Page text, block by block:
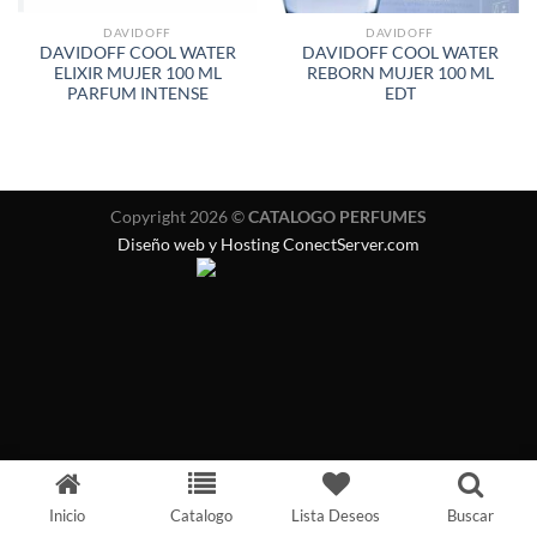
DAVIDOFF
DAVIDOFF COOL WATER
ELIXIR MUJER 100 ML
PARFUM INTENSE
DAVIDOFF
DAVIDOFF COOL WATER
REBORN MUJER 100 ML
EDT
Copyright 2026 ©CATALOGO PERFUMES
Diseño web y Hosting ConectServer.com
Inicio Catalogo Lista Deseos Buscar